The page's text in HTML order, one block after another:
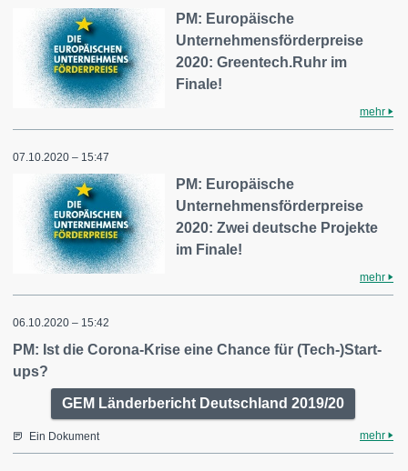
PM: Europäische
Unternehmensförderpreise
2020: Greentech.Ruhr im
Finale!
mehr
07.10.2020 – 15:47
PM: Europäische
Unternehmensförderpreise
2020: Zwei deutsche Projekte
im Finale!
mehr
06.10.2020 – 15:42
PM: Ist die Corona-Krise eine Chance für (Tech-)Start-
ups?
GEM Länderbericht Deutschland 2019/20
Ein Dokument mehr